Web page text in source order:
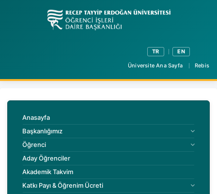
TR EN
Üniversite Ana Sayfa Rebis
Anasayfa
Başkanlığımız
Öğrenci
Aday Öğrenciler
Akademik Takvim
Katkı Payı & Öğrenim Ücreti